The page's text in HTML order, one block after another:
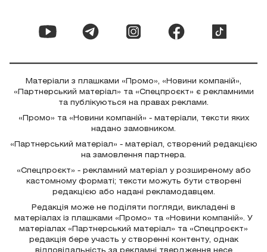
Матеріали з плашками «Промо», «Новини компаній»,
«Партнерський матеріал» та «Спецпроєкт» є рекламними
та публікуються на правах реклами.
«Промо» та «Новини компаній» - матеріали, тексти яких
надано замовником.
«Партнерський матеріал» - матеріал, створений редакцією
на замовлення партнера.
«Спецпроєкт» - рекламний матеріал у розширеному або
кастомному форматі; тексти можуть бути створені
редакцією або надані рекламодавцем.
Редакція може не поділяти погляди, викладені в
матеріалах із плашками «Промо» та «Новини компаній». У
матеріалах «Партнерський матеріал» та «Спецпроєкт»
редакція бере участь у створенні контенту, однак
відповідальність за рекламні твердження несе